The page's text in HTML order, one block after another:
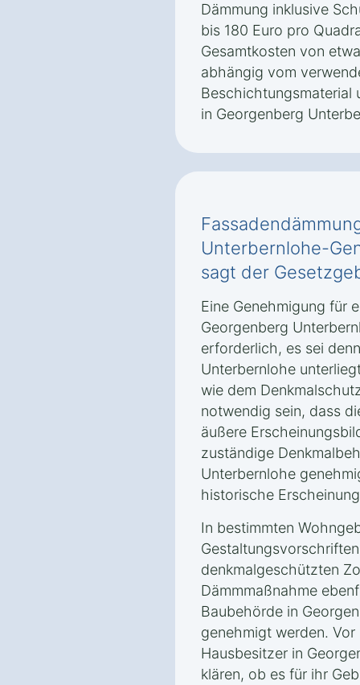
Dämmung inklusive
bis 180 Euro pro
Gesamtkosten von
abhängig vom
Beschichtungsmaterial
in Georgenberg
Unterbernlohe-
sagt der
Eine Genehmigung für
Georgenberg
erforderlich, es sei
Unterbernlohe
wie dem
notwendig sein, dass
äußere
zuständige
Unterbernlohe
historische
In bestimmten
denkmalgeschützten
Dämmmaßnahme
Baubehörde in
genehmigt werden.
Hausbesitzer in
klären, ob es für ihr